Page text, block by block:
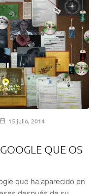
15 julio, 2014
QUE OS
que ha aparecido en